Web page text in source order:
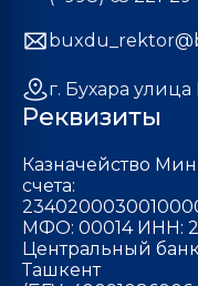
г. Бухара улица
Реквизиты
Казначейство
счета:
МФО: 00014 ИНН:
Центральный
Ташкент